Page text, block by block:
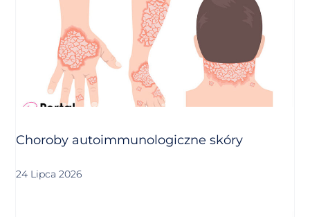
Choroby autoimmunologiczne skóry
24 Lipca 2026